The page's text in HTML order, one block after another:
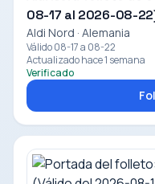
08-17 al 2026-08-
Aldi Nord · Alemania
Válido 08-17 a 08-22
Actualizado hace 1 semana
Verificado